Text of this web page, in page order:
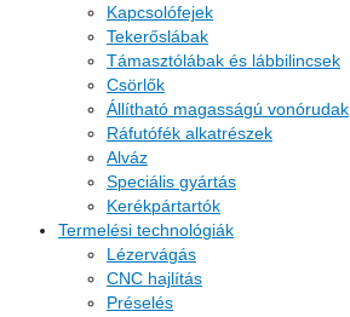
Kapcsolófejek
Tekerőslábak
Támasztólábak és lábbilincsek
Csörlők
Állítható magasságú vonórudak
Ráfutófék alkatrészek
Alváz
Speciális gyártás
Kerékpártartók
Termelési technológiák
Lézervágás
CNC hajlítás
Préselés